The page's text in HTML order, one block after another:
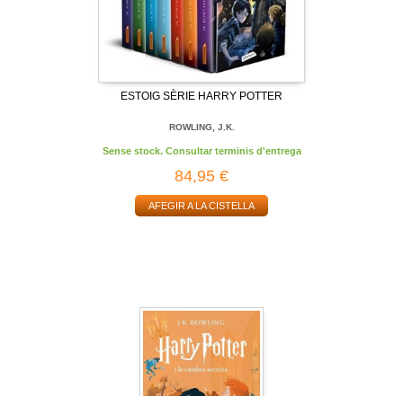
ESTOIG SÈRIE HARRY POTTER
ROWLING, J.K.
Sense stock. Consultar terminis d'entrega
84,95 €
AFEGIR A LA CISTELLA